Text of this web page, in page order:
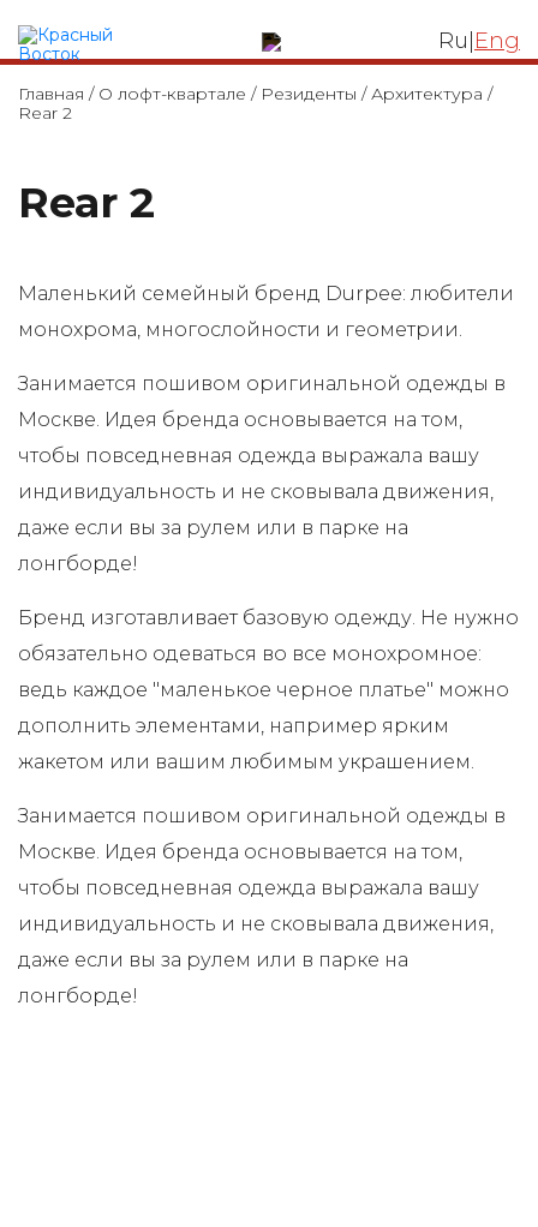
Ru Eng
Главная / О лофт-квартале / Резиденты /Архитектура /
Rear 2
Rear 2
Маленький семейный бренд Durpee: любители
монохрома, многослойности и геометрии.
Занимается пошивом оригинальной одежды в
Москве. Идея бренда основывается на том,
чтобы повседневная одежда выражала вашу
индивидуальность и не сковывала движения,
даже если вы за рулем или в парке на
лонгборде!
Бренд изготавливает базовую одежду. Не нужно
обязательно одеваться во все монохромное:
ведь каждое "маленькое черное платье" можно
дополнить элементами, например ярким
жакетом или вашим любимым украшением.
Занимается пошивом оригинальной одежды в
Москве. Идея бренда основывается на том,
чтобы повседневная одежда выражала вашу
индивидуальность и не сковывала движения,
даже если вы за рулем или в парке на
лонгборде!